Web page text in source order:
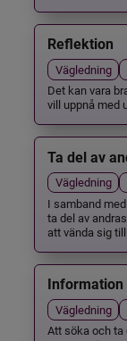
Reflektion
Vägledning
Det kan vara
vill uppnå med
Ta del av
Vägledning
I samband
ta del av
att vända sig
Vägledning
Att söka och